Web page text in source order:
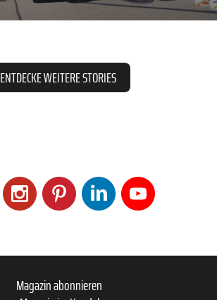
ENTDECKE WEITERE STORIES
Magazin abonnieren